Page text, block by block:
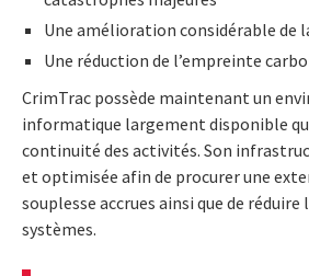
Une amélioration considérable de
Une réduction de l’empreinte
CrimTrac possède maintenant un
informatique largement disponible
continuité des activités. Son
et optimisée afin de procurer une
souplesse accrues ainsi que de
systèmes.